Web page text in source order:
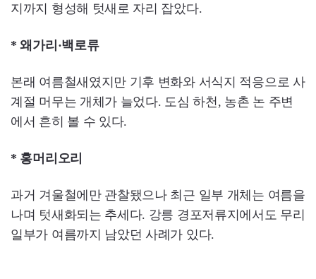
지까지 형성해 텃새로 자리 잡았다.
* 왜가리·백로류
본래 여름철새였지만 기후 변화와 서식지 적응으로 사
계절 머무는 개체가 늘었다. 도심 하천, 농촌 논 주변
에서 흔히 볼 수 있다.
* 홍머리오리
과거 겨울철에만 관찰됐으나 최근 일부 개체는 여름을
나며 텃새화되는 추세다. 강릉 경포저류지에서도 무리
일부가 여름까지 남았던 사례가 있다.